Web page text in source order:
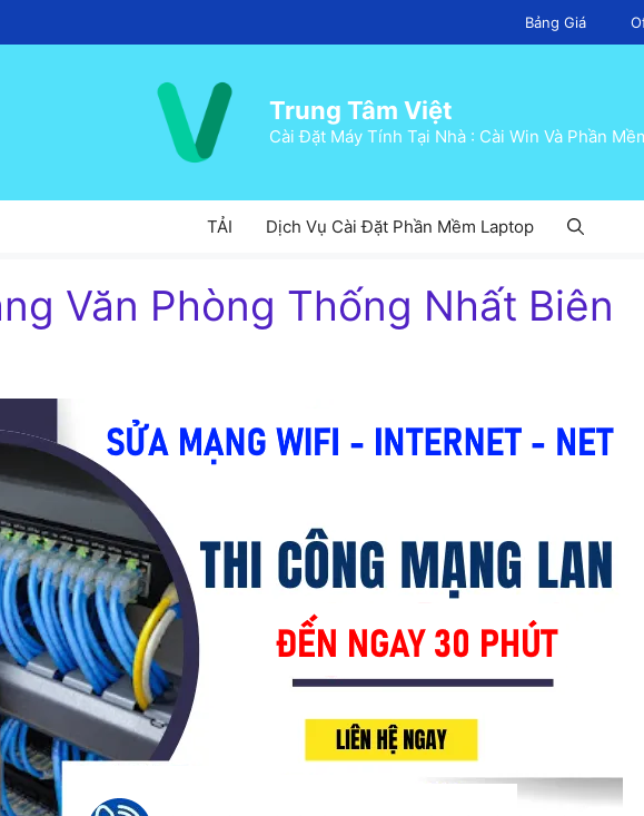
Bảng Giá
Trung Tâm Việt
Cài Đặt Máy Tính Tại Nhà : Cài Win Và Phần
TẢI Dịch Vụ Cài Đặt Phần Mềm Laptop
Văn Phòng Thống Nhất Biên